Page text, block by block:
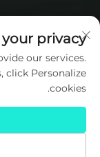
الخصوصية
privacy
our services.
click Personalize
cookies.